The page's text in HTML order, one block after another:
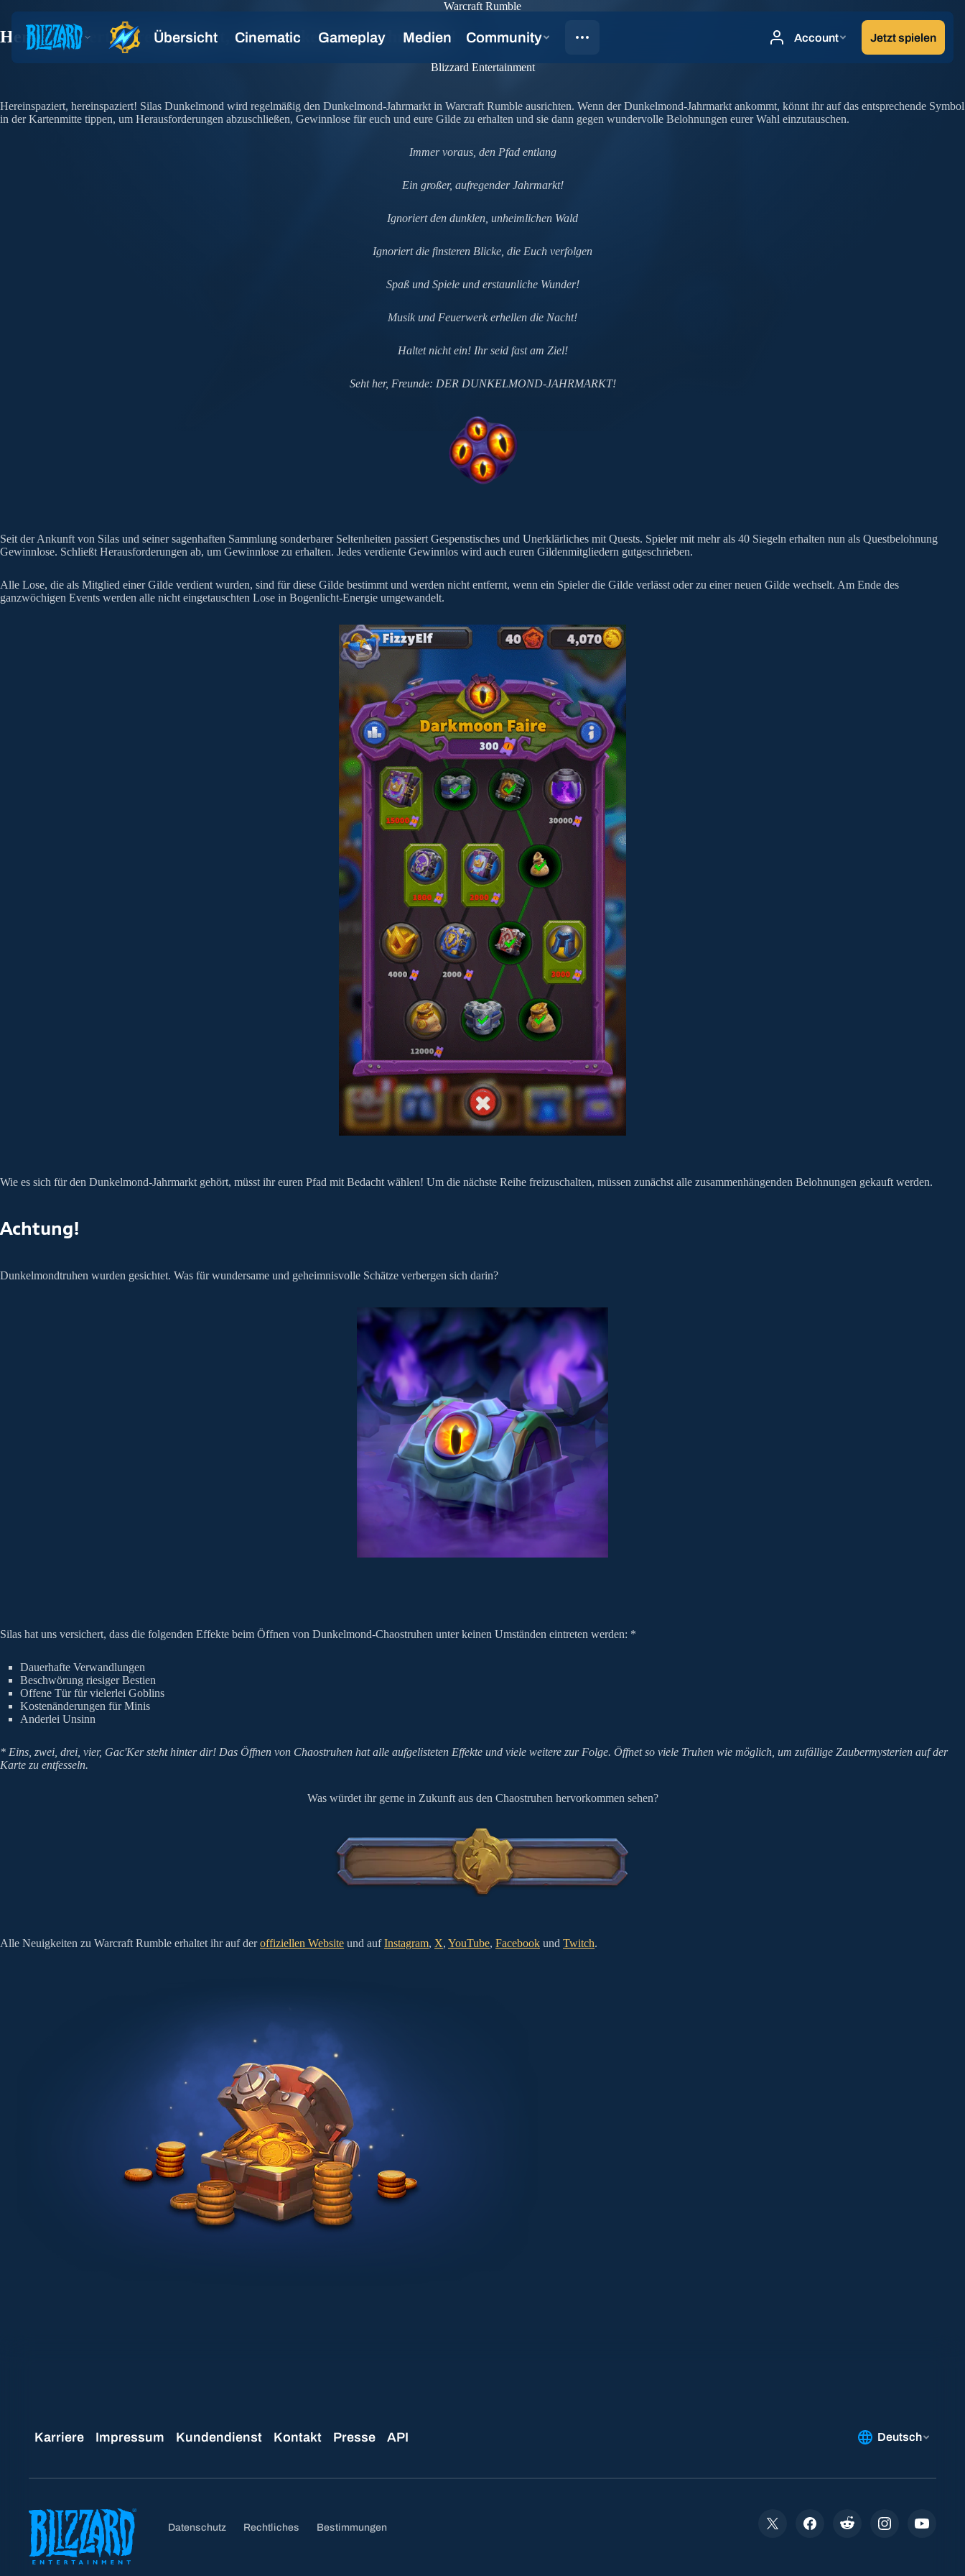
Warcraft Rumble
Hereinspaziert, hereinspaziert, zum Dunkelmond-Jahrmarkt!
Blizzard Entertainment
Hereinspaziert, hereinspaziert! Silas Dunkelmond wird regelmäßig den Dunkelmond-Jahrmarkt in Warcraft Rumble ausrichten. Wenn der Dunkelmond-Jahrmarkt ankommt, könnt ihr auf das entsprechende Symbol
in der Kartenmitte tippen, um Herausforderungen abzuschließen, Gewinnlose für euch und eure Gilde zu erhalten und sie dann gegen wundervolle Belohnungen eurer Wahl einzutauschen.
Immer voraus, den Pfad entlang
Ein großer, aufregender Jahrmarkt!
Ignoriert den dunklen, unheimlichen Wald
Ignoriert die finsteren Blicke, die Euch verfolgen
Spaß und Spiele und erstaunliche Wunder!
Musik und Feuerwerk erhellen die Nacht!
Haltet nicht ein! Ihr seid fast am Ziel!
Seht her, Freunde: DER DUNKELMOND-JAHRMARKT!
Seit der Ankunft von Silas und seiner sagenhaften Sammlung sonderbarer Seltenheiten passiert Gespenstisches und Unerklärliches mit Quests. Spieler mit mehr als 40 Siegeln erhalten nun als Questbelohnung
Gewinnlose. Schließt Herausforderungen ab, um Gewinnlose zu erhalten. Jedes verdiente Gewinnlos wird auch euren Gildenmitgliedern gutgeschrieben.
Alle Lose, die als Mitglied einer Gilde verdient wurden, sind für diese Gilde bestimmt und werden nicht entfernt, wenn ein Spieler die Gilde verlässt oder zu einer neuen Gilde wechselt. Am Ende des
ganzwöchigen Events werden alle nicht eingetauschten Lose in Bogenlicht-Energie umgewandelt.
Wie es sich für den Dunkelmond-Jahrmarkt gehört, müsst ihr euren Pfad mit Bedacht wählen! Um die nächste Reihe freizuschalten, müssen zunächst alle zusammenhängenden Belohnungen gekauft werden.
Achtung!
Dunkelmondtruhen wurden gesichtet. Was für wundersame und geheimnisvolle Schätze verbergen sich darin?
Silas hat uns versichert, dass die folgenden Effekte beim Öffnen von Dunkelmond-Chaostruhen unter keinen Umständen eintreten werden: *
Dauerhafte Verwandlungen
Beschwörung riesiger Bestien
Offene Tür für vielerlei Goblins
Kostenänderungen für Minis
Anderlei Unsinn
* Eins, zwei, drei, vier, Gac'Ker steht hinter dir! Das Öffnen von Chaostruhen hat alle aufgelisteten Effekte und viele weitere zur Folge. Öffnet so viele Truhen wie möglich, um zufällige Zaubermysterien auf der
Karte zu entfesseln.
Was würdet ihr gerne in Zukunft aus den Chaostruhen hervorkommen sehen?
Alle Neuigkeiten zu Warcraft Rumble erhaltet ihr auf deroffiziellen Website und aufInstagram, X, YouTube, Facebook und Twitch.